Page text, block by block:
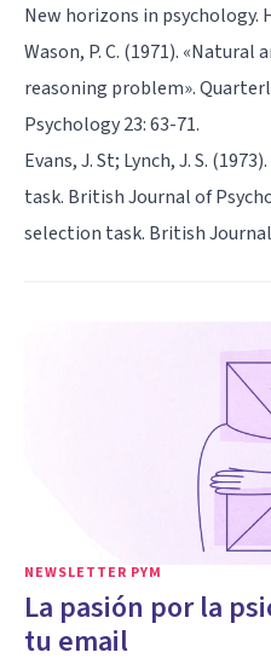
New horizons in psychology.
Wason, P. C. (1971). «Natural
reasoning problem».
Psychology 23: 63-71.
Evans, J. St; Lynch, J. S.
task. British Journal of
selection task. British
NEWSLETTER PYM
La pasión por la
tu email